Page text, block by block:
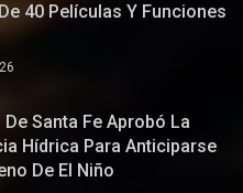
40 Películas Y Funciones
De Santa Fe Aprobó La
Hídrica Para Anticiparse
De El Niño